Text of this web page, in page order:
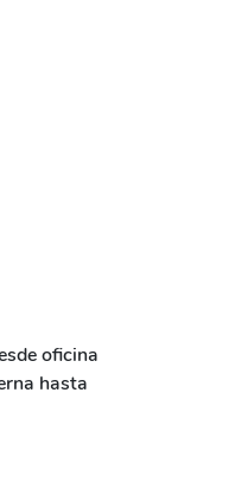
oficina
hasta